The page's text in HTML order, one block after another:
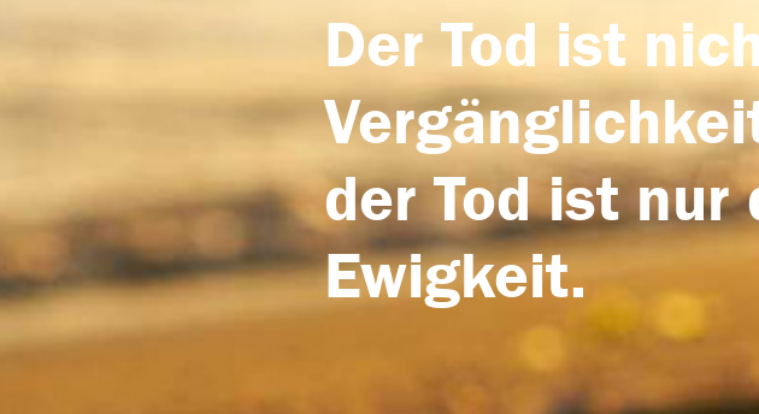
Der Tod ist
der Tod ist nur
Ewigkeit.